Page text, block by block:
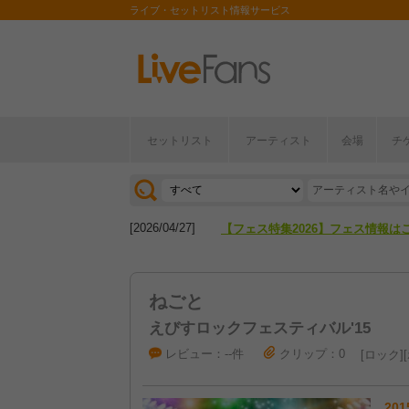
ライブ・セットリスト情報サービス
セットリスト アーティスト 会場 チ
[2026/07/28] 【ライブ動員ランキング】2026年
[2026/04/27] 【フェス特集2026】フェス情報は
ねごと
えびすロックフェスティバル'15
レビュー：--件 クリップ：0 ロック